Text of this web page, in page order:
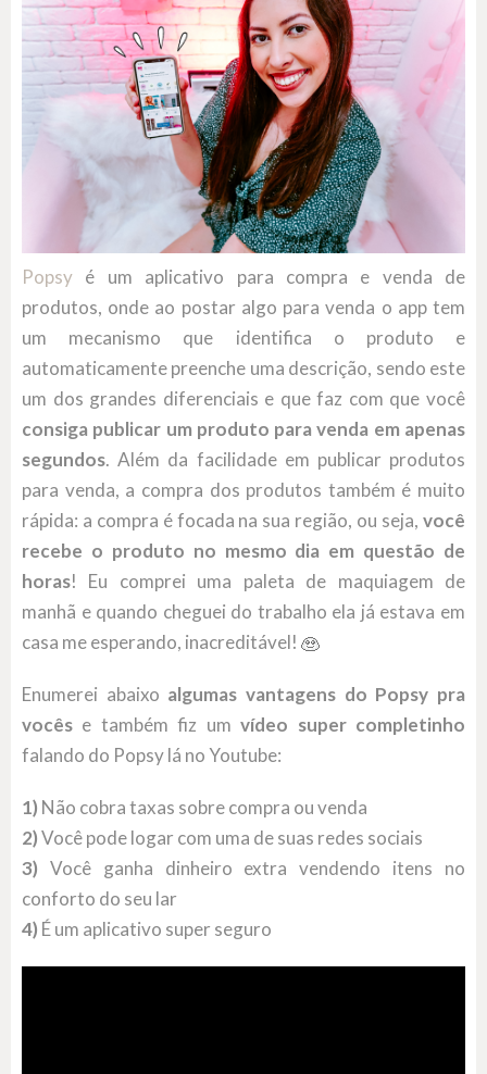
Popsy é um aplicativo para compra e venda de
produtos, onde ao postar algo para venda o app tem
um mecanismo que identifica o produto e
automaticamente preenche uma descrição, sendo este
um dos grandes diferenciais e que faz com que você
consiga publicar um produto para venda em apenas
segundos. Além da facilidade em publicar produtos
para venda, a compra dos produtos também é muito
rápida: a compra é focada na sua região, ou seja, você
recebe o produto no mesmo dia em questão de
horas! Eu comprei uma paleta de maquiagem de
manhã e quando cheguei do trabalho ela já estava em
casa me esperando, inacreditável!
Enumerei abaixo algumas vantagens do Popsy pra
vocês e também fiz umvídeo super completinho
falando do Popsy lá no Youtube:
1) Não cobra taxas sobre compra ou venda
2)Você pode logar com uma de suas redes sociais
3) Você ganha dinheiro extra vendendo itens no
conforto do seu lar
4) É um aplicativo super seguro